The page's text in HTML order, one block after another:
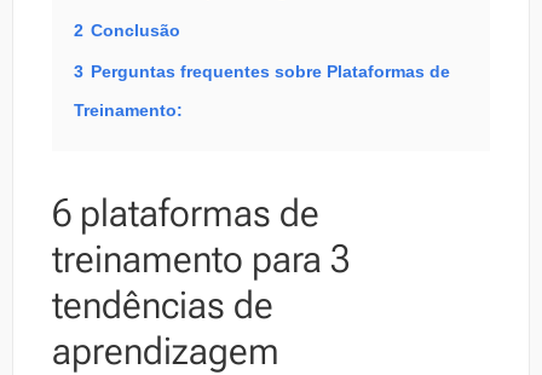
2 Conclusão
3 Perguntas frequentes sobre Plataformas de
Treinamento:
6 plataformas de
treinamento para 3
tendências de
aprendizagem